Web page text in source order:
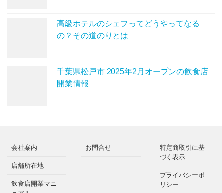
高級ホテルのシェフってどうやってなる
の？その道のりとは
千葉県松戸市 2025年2月オープンの飲食店
開業情報
会社案内
店舗所在地
飲食店開業マニ
お問合せ
特定商取引に基
づく表示
プライバシーポ
リシー